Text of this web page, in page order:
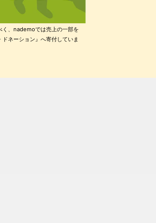
く、nademoでは売上の一部を
ドネーション』へ寄付していま